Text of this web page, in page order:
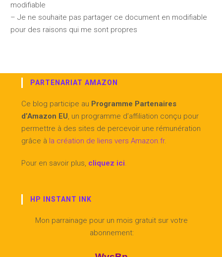
modifiable
– Je ne souhaite pas partager ce document en modifiable
pour des raisons qui me sont propres
PARTENARIAT AMAZON
Ce blog participe au Programme Partenaires
d’Amazon EU, un programme d’affiliation conçu pour
permettre à des sites de percevoir une rémunération
grâce à la création de liens vers Amazon.fr.
Pour en savoir plus, cliquez ici.
HP INSTANT INK
Mon parrainage pour un mois gratuit sur votre
abonnement: